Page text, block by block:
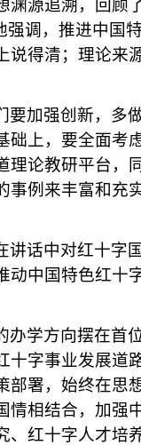
源追溯，回顾
强调，推进中国
说得清；理论来
加强创新，多
上，要全面考
论教研平台，
事例来丰富和充
话中对红十字
动中国特色红十
学方向摆在首
字事业发展道
署，始终在思
情相结合，加强
红十字人才培